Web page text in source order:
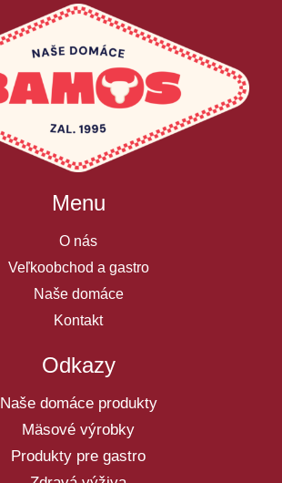
Menu
O nás
Veľkoobchod a gastro
Naše domáce
Kontakt
Odkazy
Naše domáce produkty
Mäsové výrobky
Produkty pre gastro